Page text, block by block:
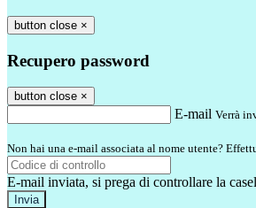
button close ×
Recupero password
button close ×
E-mail Verrà
Non hai una e-mail associata al nome utente?
E-mail inviata, si prega di controllare la